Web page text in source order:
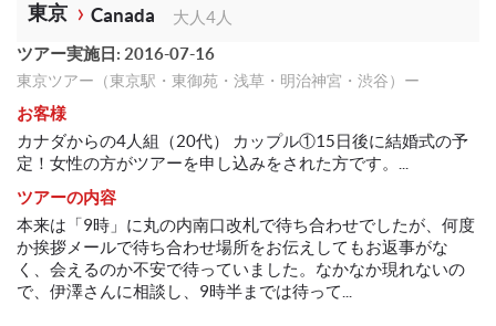
東京 Canada
大人4人
ツアー実施日: 2016-07-16
東京ツアー（東京駅・東御苑・浅草・明治神宮・渋谷）ー
お客様
カナダからの4人組（20代） カップル①15日後に結婚式の予
定！女性の方がツアーを申し込みをされた方です。...
ツアーの内容
本来は「9時」に丸の内南口改札で待ち合わせでしたが、何度
か挨拶メールで待ち合わせ場所をお伝えしてもお返事がな
く、会えるのか不安で待っていました。なかなか現れないの
で、伊澤さんに相談し、9時半までは待って...